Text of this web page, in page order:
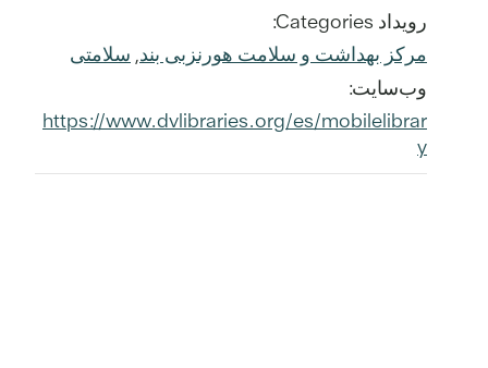
رویداد Categories:
مرکز بهداشت و سلامت هورنزبی بند, سلامتی
وب‌سایت:
https://www.dvlibraries.org/es/mobilelibrar
y